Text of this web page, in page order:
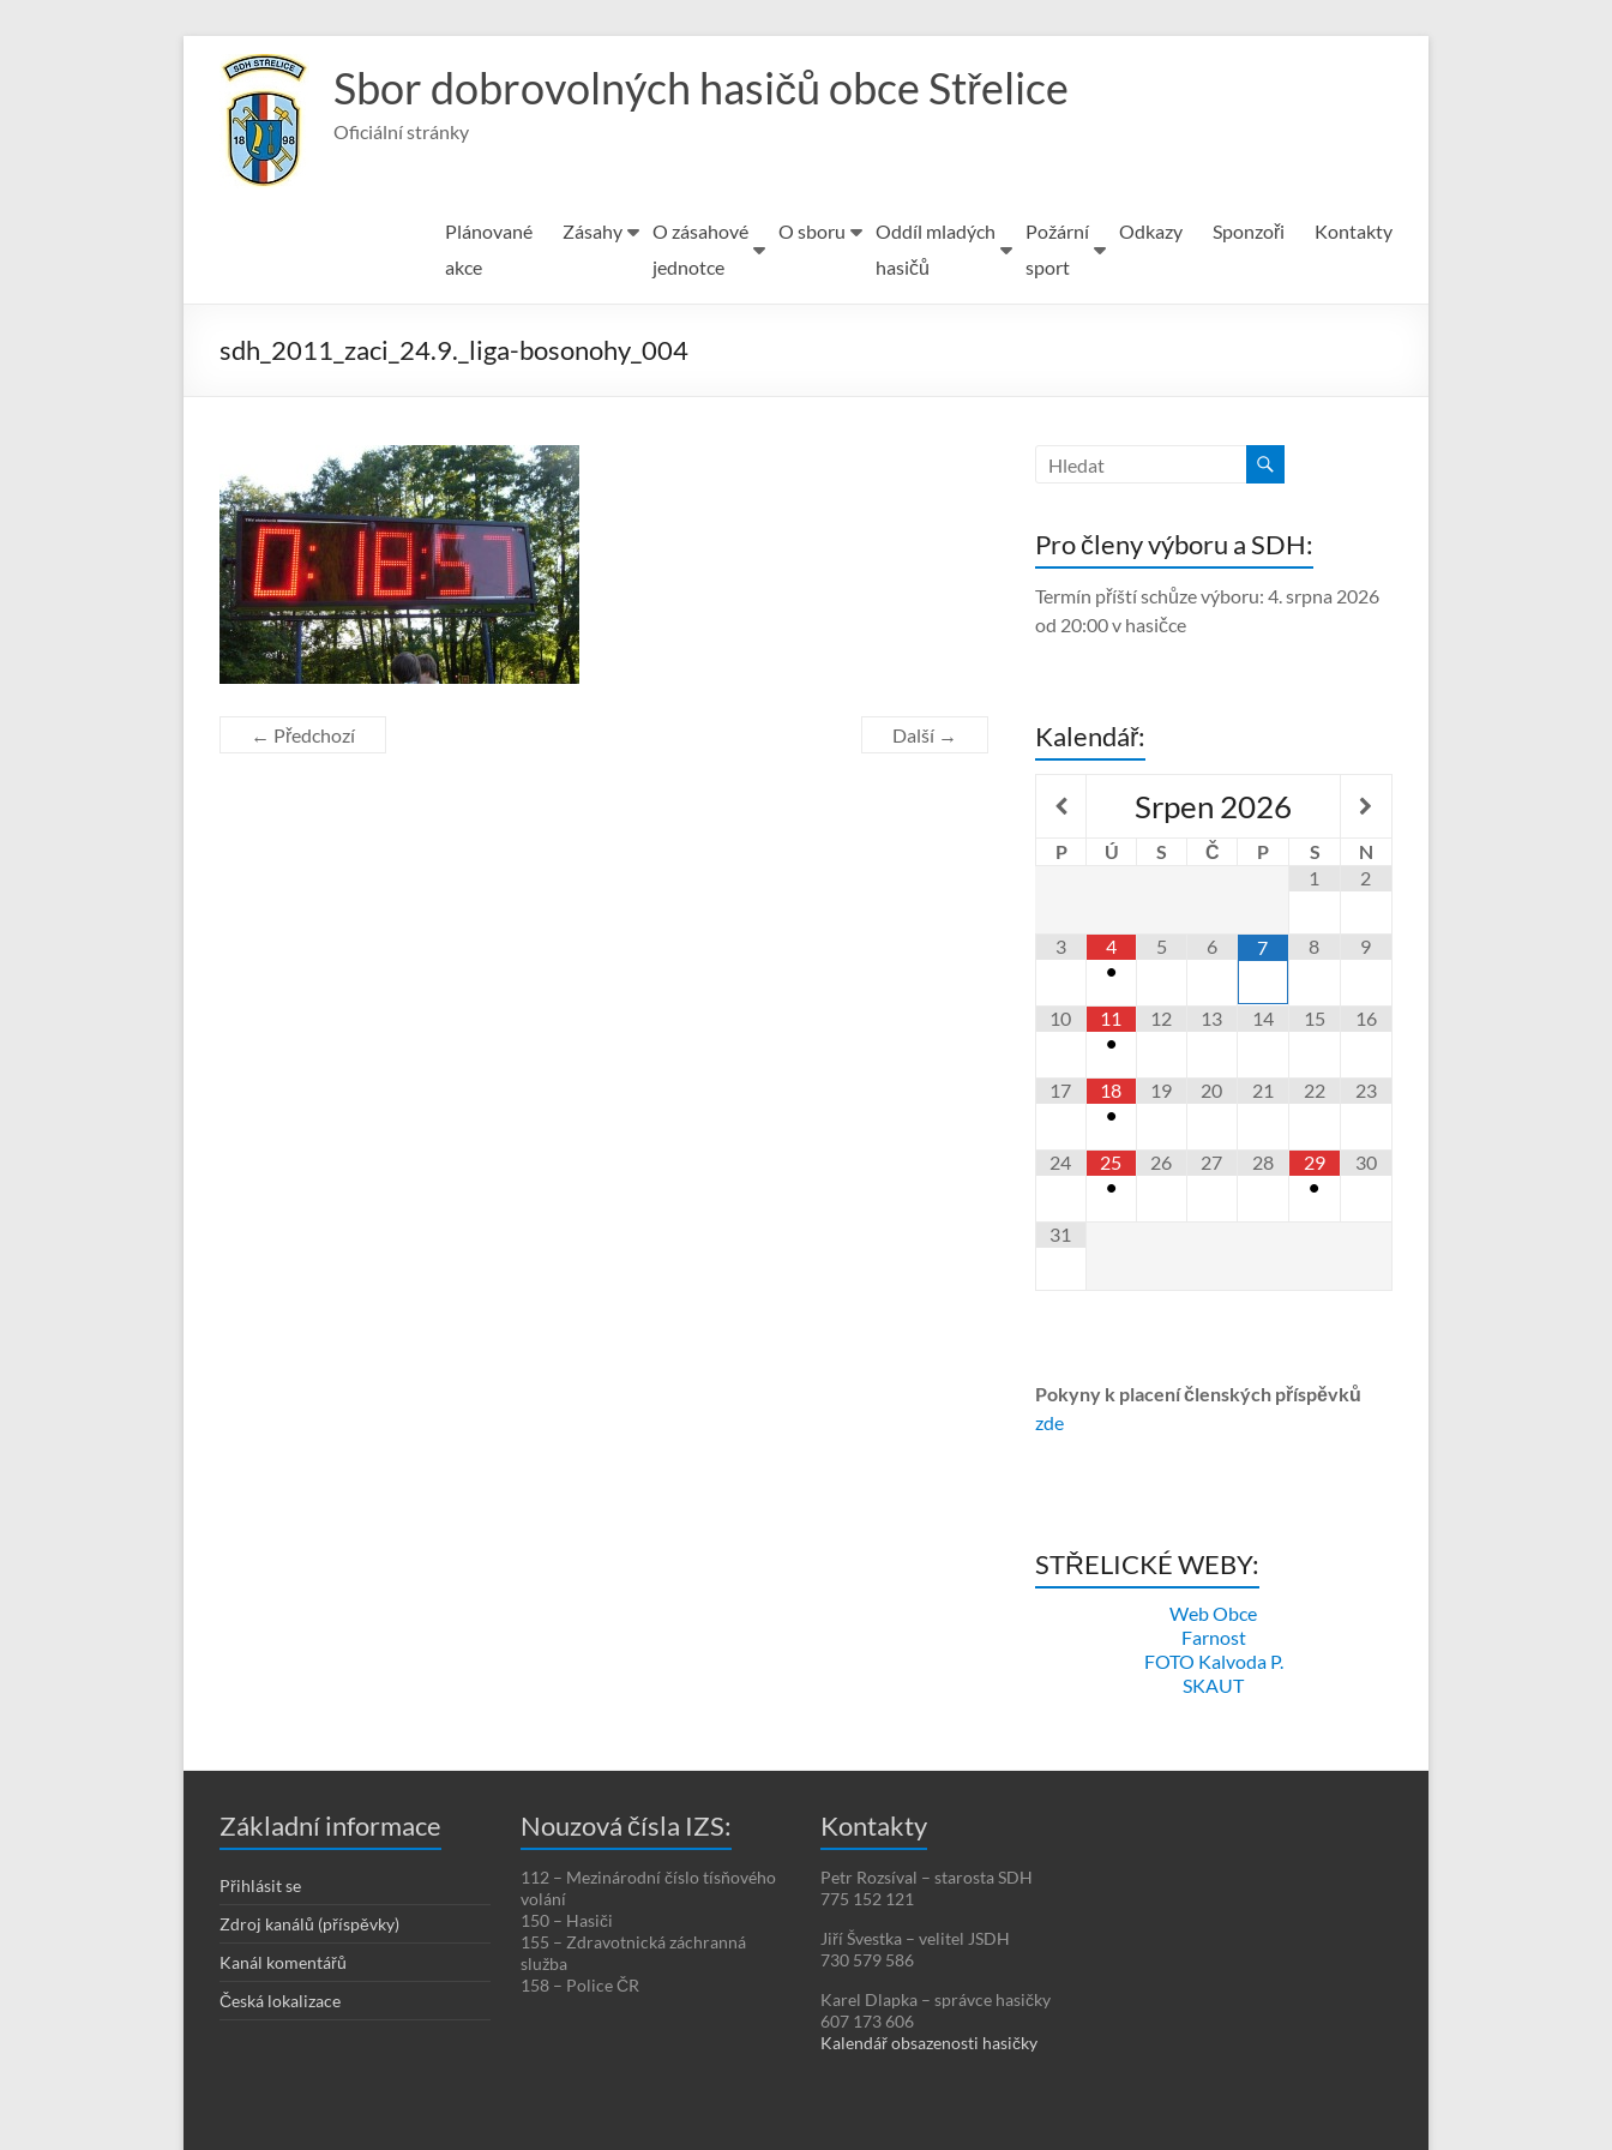
content
Sbor dobrovolných hasičů obce Střelice
Oficiální stránky
Plánované
akce
Zásahy
O zásahové
jednotce
O sboru
Oddíl mladých
hasičů
Požární
sport
Odkazy Sponzoři Kontakty
sdh_2011_zaci_24.9._liga-bosonohy_004
← Předchozí Další →
Pro členy výboru a SDH:
Termín příští schůze výboru: 4. srpna 2026
od 20:00 v hasičce
Kalendář:
Srpen 2026
P Ú S Č P S
N
1
2
3
4
•
5 6 7 8 9
10
11
•
12 13 14 15 16
17
18
•
19 20 21 22 23
24
25
•
26 27 28
29
•
30
31
Pokyny k placení členských příspěvků
zde
STŘELICKÉ WEBY:
Web Obce
Farnost
FOTO Kalvoda P.
SKAUT
Základní informace
Přihlásit se
Zdroj kanálů (příspěvky)
Kanál komentářů
Česká lokalizace
Nouzová čísla IZS:
112 – Mezinárodní číslo tísňového
volání
150 – Hasiči
155 – Zdravotnická záchranná
služba
158 – Police ČR
Kontakty
Petr Rozsíval – starosta SDH
775 152 121
Jiří Švestka – velitel JSDH
730 579 586
Karel Dlapka – správce hasičky
607 173 606
Kalendář obsazenosti hasičky